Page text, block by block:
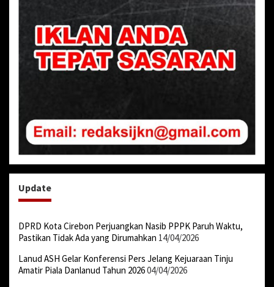
Update
DPRD Kota Cirebon Perjuangkan Nasib PPPK Paruh Waktu,
Pastikan Tidak Ada yang Dirumahkan 14/04/2026
Lanud ASH Gelar Konferensi Pers Jelang Kejuaraan Tinju
Amatir Piala Danlanud Tahun 202604/04/2026